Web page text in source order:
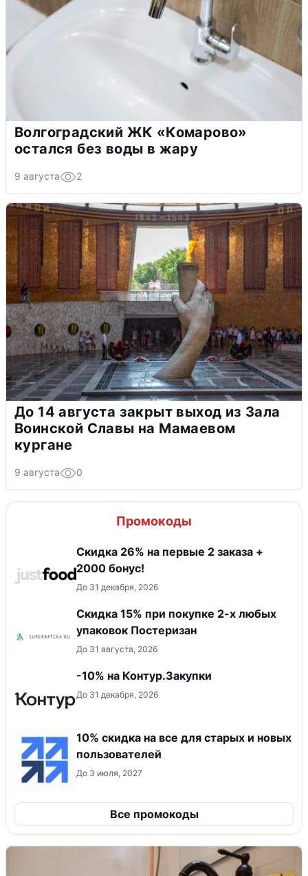
Волгоградский ЖК «Комарово»
остался без воды в жару
9 августа 2
До 14 августа закрыт выход из Зала
Воинской Славы на Мамаевом
кургане
9 августа 0
Промокоды
Скидка 26% на первые 2 заказа +
2000 бонус!
До 31 декабря, 2026
Скидка 15% при покупке 2-х любых
упаковок Постеризан
До 31 августа, 2026
-10% на Контур.Закупки
До 31 декабря, 2026
10% скидка на все для старых и новых
пользователей
До 3 июля, 2027
Все промокоды